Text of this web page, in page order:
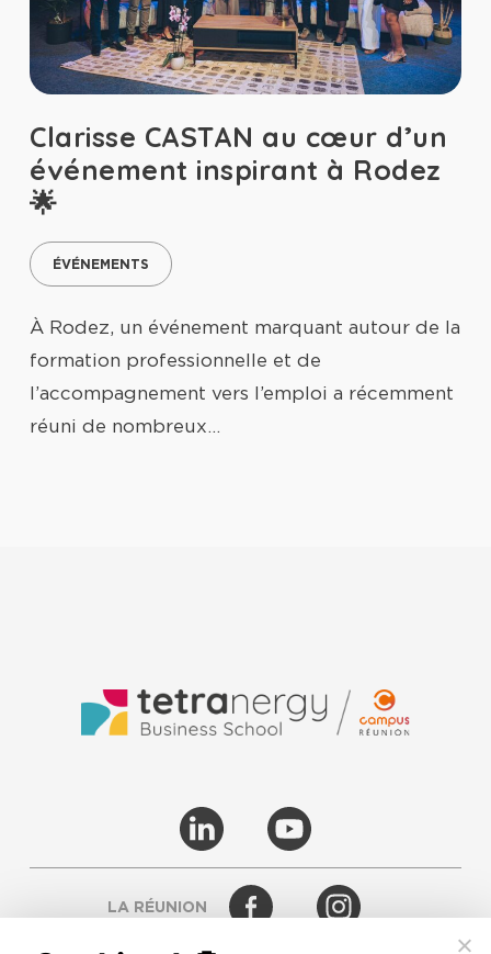
Clarisse CASTAN au cœur d’un
événement inspirant à Rodez
🌟
ÉVÉNEMENTS
À Rodez, un événement marquant autour de la
formation professionnelle et de
l’accompagnement vers l’emploi a récemment
réuni de nombreux…
LA RÉUNION